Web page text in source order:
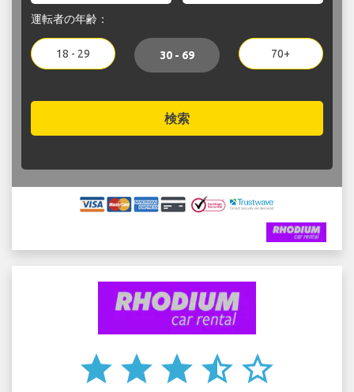
運転者の年齢：
18 - 29 30 - 69 70+
検索
star star star star_half star_border